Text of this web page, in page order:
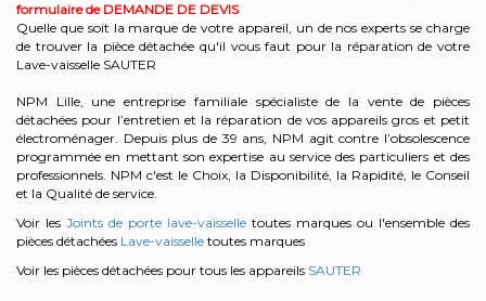
formulaire de DEMANDE DE DEVIS
Quelle que soit la marque de votre appareil, un de nos experts se charge
de trouver la pièce détachée qu'il vous faut pour la réparation de votre
Lave-vaisselle SAUTER
NPM Lille, une entreprise familiale spécialiste de la vente de pièces
détachées pour l’entretien et la réparation de vos appareils gros et petit
électroménager. Depuis plus de 39 ans, NPM agit contre l’obsolescence
programmée en mettant son expertise au service des particuliers et des
professionnels. NPM c'est le Choix, la Disponibilité, la Rapidité, le Conseil
et la Qualité de service.
Voir les Joints de porte lave-vaisselle toutes marques ou l'ensemble des
pièces détachées Lave-vaisselle toutes marques
Voir les pièces détachées pour tous les appareils SAUTER